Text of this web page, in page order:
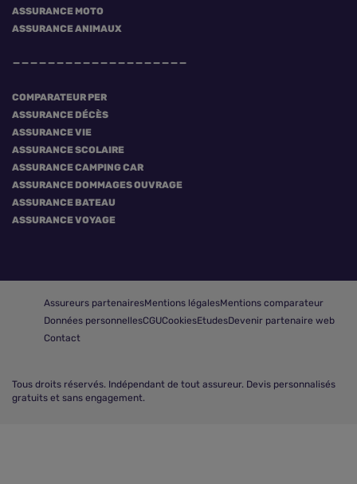
ASSURANCE MOTO
ASSURANCE ANIMAUX
COMPARATEUR PER
ASSURANCE DÉCÈS
ASSURANCE VIE
ASSURANCE SCOLAIRE
ASSURANCE CAMPING CAR
ASSURANCE DOMMAGES OUVRAGE
ASSURANCE BATEAU
ASSURANCE VOYAGE
Assureurs partenairesMentions légalesMentions comparateur
Données personnellesCGUCookiesEtudesDevenir partenaire web
Contact
Tous droits réservés. Indépendant de tout assureur. Devis personnalisés
gratuits et sans engagement.